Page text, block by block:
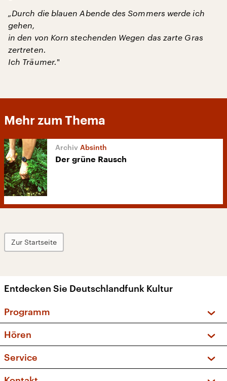
„Durch die blauen Abende des Sommers werde ich
gehen,
in den von Korn stechenden Wegen das zarte Gras
zertreten.
Ich Träumer."
Mehr zum Thema
Absinth
Der grüne Rausch
Zur Startseite
Entdecken Sie Deutschlandfunk Kultur
Programm
Sendungen und Podcasts
Musikliste
Hören
Frequenzen (UKW + DAB+)
Service
FAQ